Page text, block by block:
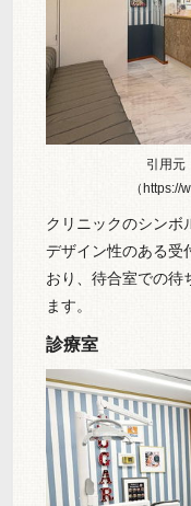
引用元
（https://
クリニックのシンボ
デザイン性のある受
おり、待合室での待
ます。
診療室